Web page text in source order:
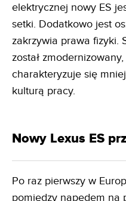
elektrycznej nowy ES
setki. Dodatkowo jest
zakrzywia prawa fizyki.
został
charakteryzuje się
kulturą pracy.
Nowy Lexus ES
Po raz pierwszy w
pomiędzy napędem na